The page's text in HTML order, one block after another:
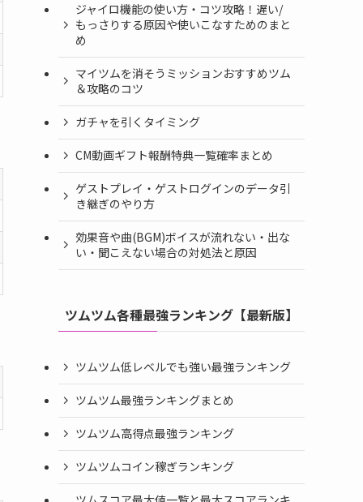
ジャイロ機能の使い方・コツ攻略！遅い/
もっさりする原因や使いこなすためのまと
め
マイツムを消そうミッションおすすめツム
＆攻略のコツ
ガチャを引くタイミング
CM動画ギフト報酬特典一覧確率まとめ
ゲストプレイ・ゲストログインのデータ引
き継ぎのやり方
効果音や曲(BGM)ボイスが流れない・出な
い・聞こえない場合の対処法と原因
ツムツム各種最強ランキング【最新版】
ツムツム低レベルでも強い最強ランキング
ツムツム最強ランキングまとめ
ツムツム高得点最強ランキング
ツムツムコイン稼ぎランキング